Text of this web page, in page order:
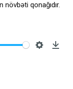
qonağıdır.